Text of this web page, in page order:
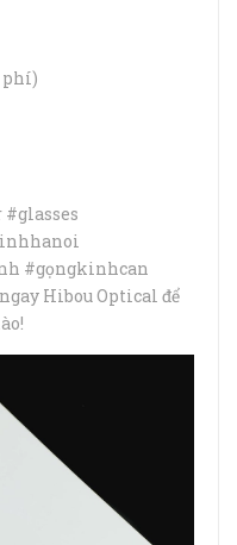
phí)
#gọngkinhcan
Hibou Optical để